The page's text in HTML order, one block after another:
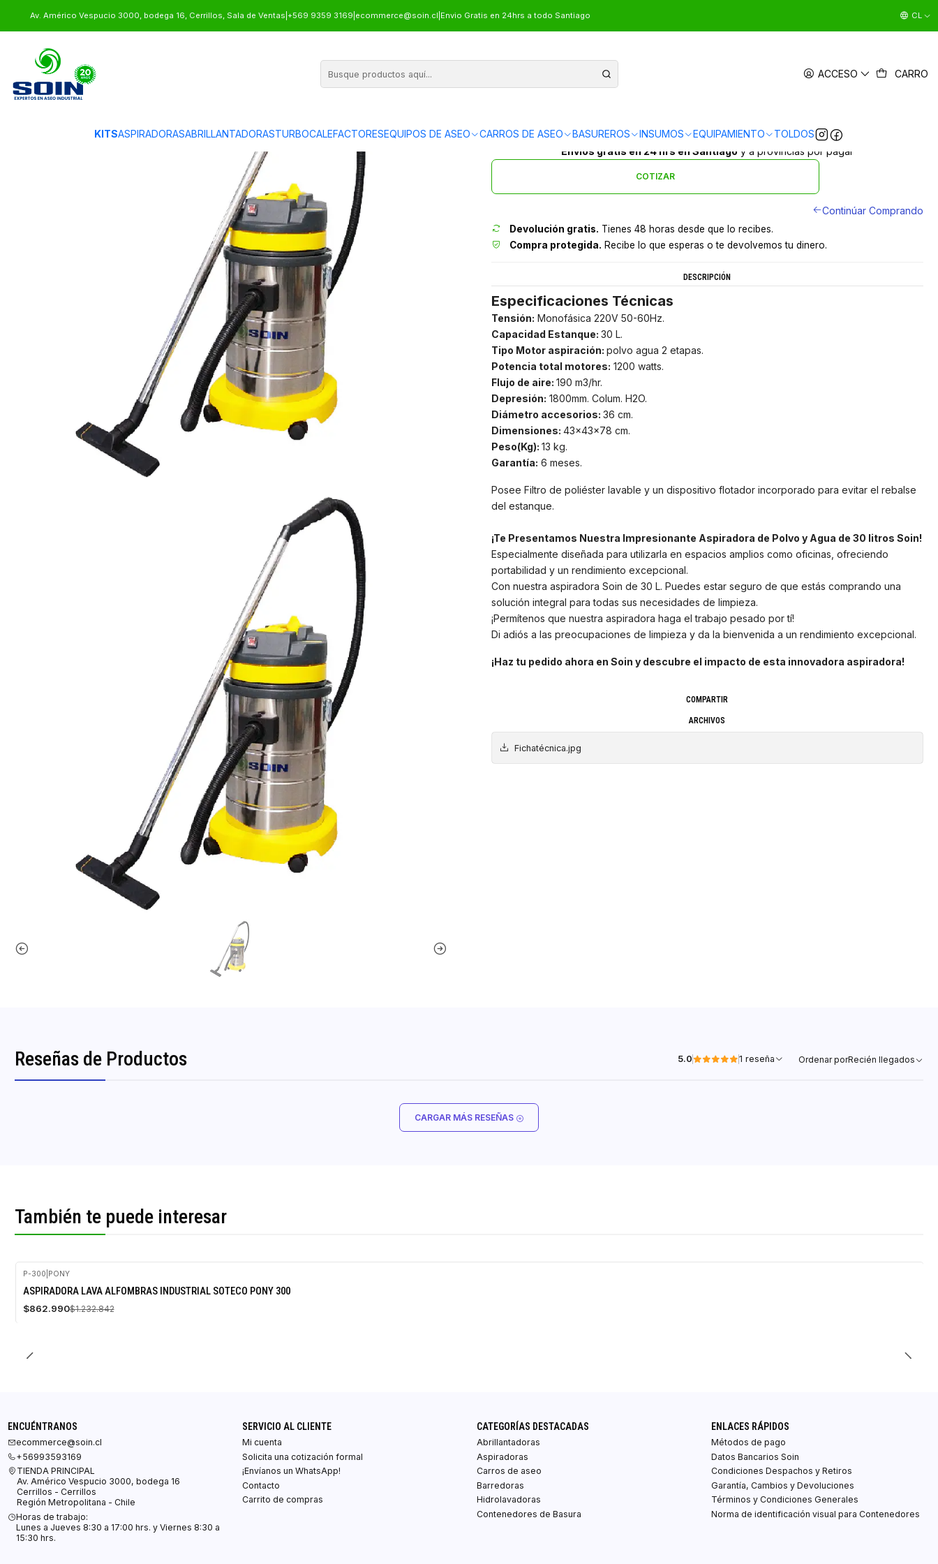
ACCESO CARRO
KITSASPIRADORASABRILLANTADORASTURBOCALEFACTORESEQUIPOS DE ASEO CARROS DE ASEO BASUREROS INSUMOS EQUIPAMIENTO TOLDOS
Av. Américo Vespucio 3000, bodega 16, Cerrillos, Sala de Ventas +569 9359 3169 ecommerce@soin.cl Envio Gratis en 24hrs a todo Santiago CL
Inicio EQUIPOS DE ASEO ASPIRADORA POLVO AGUA 30 L SOIN
ASPIRADORA POLVO AGUA 30 L SOIN
Ver Medios de Pago
Envíos gratis en 24 hrs en Santiago y a provincias por pagar
COTIZAR
Continúar Comprando
Devolución gratis. Tienes 48 horas desde que lo recibes.
Compra protegida. Recibe lo que esperas o te devolvemos tu dinero.
DESCRIPCIÓN
Especificaciones Técnicas
Tensión: Monofásica 220V 50-60Hz.
Capacidad Estanque: 30 L.
Tipo Motor aspiración: polvo agua 2 etapas.
Potencia total motores: 1200 watts.
Flujo de aire: 190 m3/hr.
Depresión: 1800mm. Colum. H2O.
Diámetro accesorios: 36 cm.
Dimensiones: 43x43x78 cm.
Peso(Kg): 13 kg.
Garantía: 6 meses.
Posee Filtro de poliéster lavable y un dispositivo flotador incorporado para evitar el rebalse
del estanque.
¡Te Presentamos Nuestra Impresionante Aspiradora de Polvo y Agua de 30 litros Soin!
Especialmente diseñada para utilizarla en espacios amplios como oficinas, ofreciendo
portabilidad y un rendimiento excepcional.
Con nuestra aspiradora Soin de 30 L. Puedes estar seguro de que estás comprando una
solución integral para todas sus necesidades de limpieza.
¡Permítenos que nuestra aspiradora haga el trabajo pesado por tí!
Di adiós a las preocupaciones de limpieza y da la bienvenida a un rendimiento excepcional.
¡Haz tu pedido ahora en Soin y descubre el impacto de esta innovadora aspiradora!
COMPARTIR
ARCHIVOS
Fichatécnica.jpg
Reseñas de Productos 5.0 1 reseña Ordenar porRecién llegados
CARGAR MÁS RESEÑAS
También te puede interesar
-30%
OFF
Agotado
P-300 PONY
ASPIRADORA LAVA ALFOMBRAS INDUSTRIAL SOTECO PONY 300
$862.990$1.232.842
ENCUÉNTRANOS
ecommerce@soin.cl
+56993593169
TIENDA PRINCIPAL
Av. Américo Vespucio 3000, bodega 16
Cerrillos - Cerrillos
Región Metropolitana - Chile
Horas de trabajo:
Lunes a Jueves 8:30 a 17:00 hrs. y Viernes 8:30 a
15:30 hrs.
SERVICIO AL CLIENTE
Mi cuenta
Solicita una cotización formal
¡Envíanos un WhatsApp!
Contacto
Carrito de compras
CATEGORÍAS DESTACADAS
Abrillantadoras
Aspiradoras
Carros de aseo
Barredoras
Hidrolavadoras
Contenedores de Basura
ENLACES RÁPIDOS
Métodos de pago
Datos Bancarios Soin
Condiciones Despachos y Retiros
Garantía, Cambios y Devoluciones
Términos y Condiciones Generales
Norma de identificación visual para Contenedores